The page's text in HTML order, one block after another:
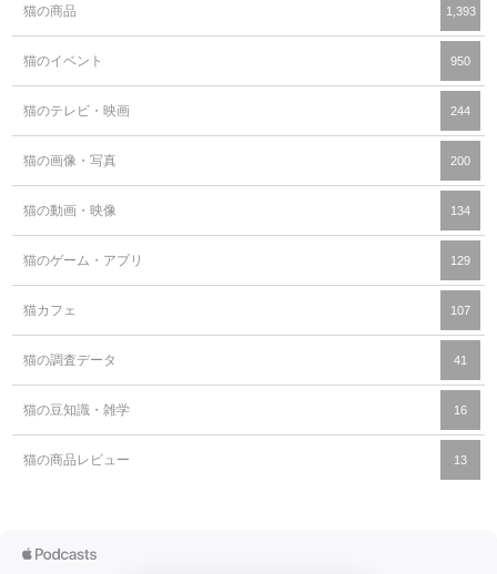
猫の商品 1,393
猫のイベント 950
猫のテレビ・映画 244
猫の画像・写真 200
猫の動画・映像 134
猫のゲーム・アプリ 129
猫カフェ 107
猫の調査データ 41
猫の豆知識・雑学 16
猫の商品レビュー 13